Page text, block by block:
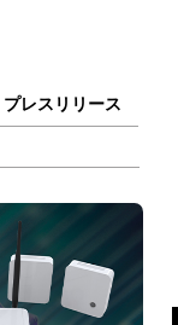
プレスリリース